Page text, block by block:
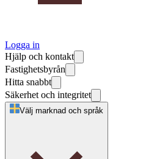
Logga in
Hjälp och kontakt
Fastighetsbyrån
Hitta snabbt
Säkerhet och integritet
Välj marknad och språk